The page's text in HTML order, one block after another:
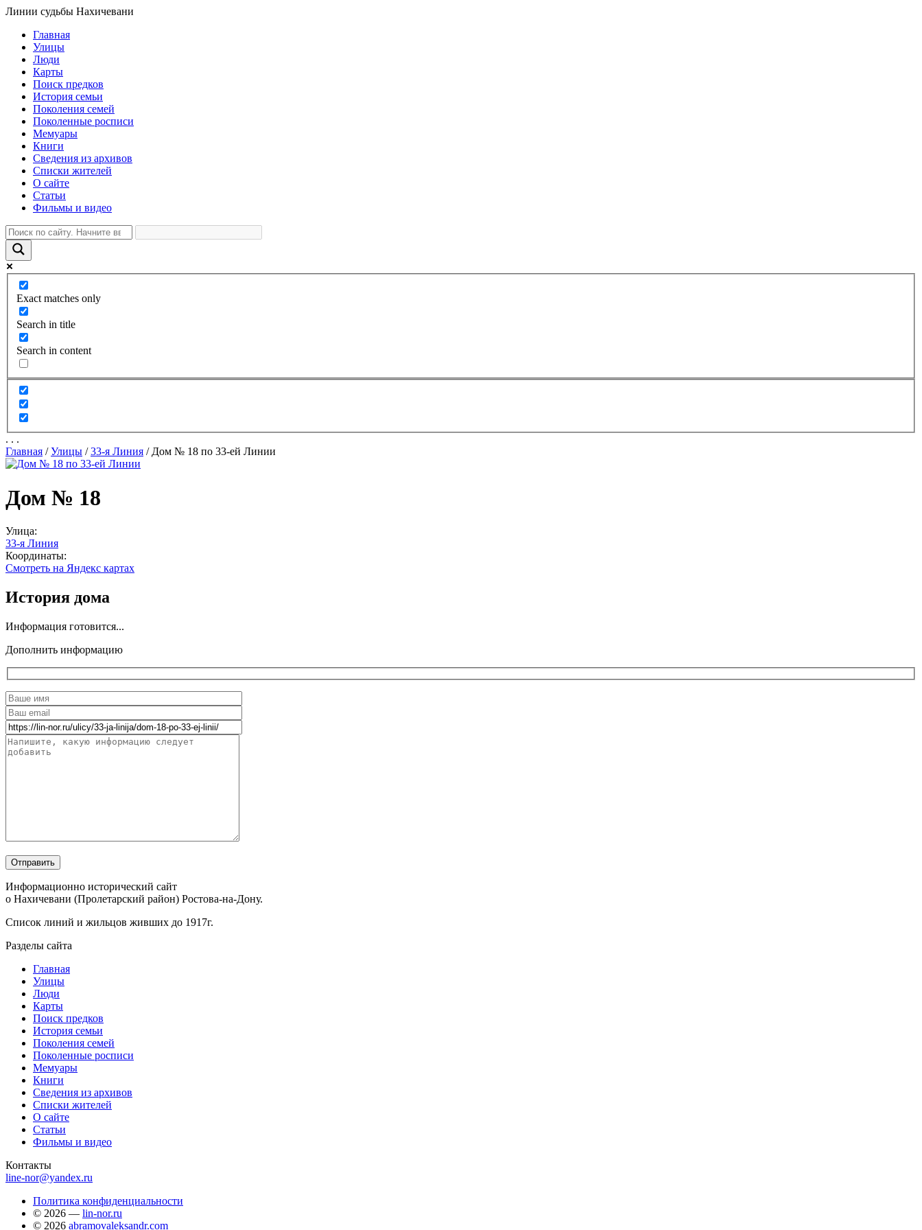
Линии судьбы Нахичевани
Главная
Улицы
Люди
Карты
Поиск предков
История семьи
Поколения семей
Поколенные росписи
Мемуары
Книги
Сведения из архивов
Списки жителей
О сайте
Статьи
Фильмы и видео
Exact matches only
Search in title
Search in content
. . .
Главная /Улицы /33-я Линия / Дом № 18 по 33-ей Линии
Дом № 18
Улица:
33-я Линия
Координаты:
Смотреть на Яндекс картах
История дома
Информация готовится...
Дополнить информацию
Информационно исторический сайт
о Нахичевани (Пролетарский район) Ростова-на-Дону.
Список линий и жильцов живших до 1917г.
Разделы сайта
Главная
Улицы
Люди
Карты
Поиск предков
История семьи
Поколения семей
Поколенные росписи
Мемуары
Книги
Сведения из архивов
Списки жителей
О сайте
Статьи
Фильмы и видео
Контакты
line-nor@yandex.ru
Политика конфиденциальности
© 2026 — lin-nor.ru
© 2026 abramovaleksandr.com